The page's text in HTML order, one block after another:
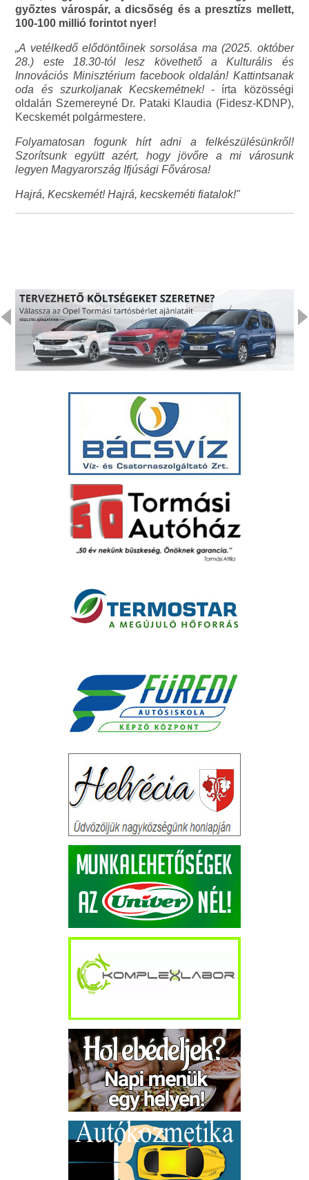
győztes várospár, a dicsőség és a presztízs mellett,
100-100 millió forintot nyer!
„A vetélkedő elődöntőinek sorsolása ma (2025. október
28.) este 18.30-tól lesz követhető a Kulturális és
Innovációs Minisztérium facebook oldalán! Kattintsanak
oda és szurkoljanak Kecskemétnek!- írta közösségi
oldalán Szemereyné Dr. Pataki Klaudia (Fidesz-KDNP),
Kecskemét polgármestere.
Folyamatosan fogunk hírt adni a felkészülésünkről!
Szorítsunk együtt azért, hogy jövőre a mi városunk
legyen Magyarország Ifjúsági Fővárosa!
Hajrá, Kecskemét! Hajrá, kecskeméti fiatalok!"